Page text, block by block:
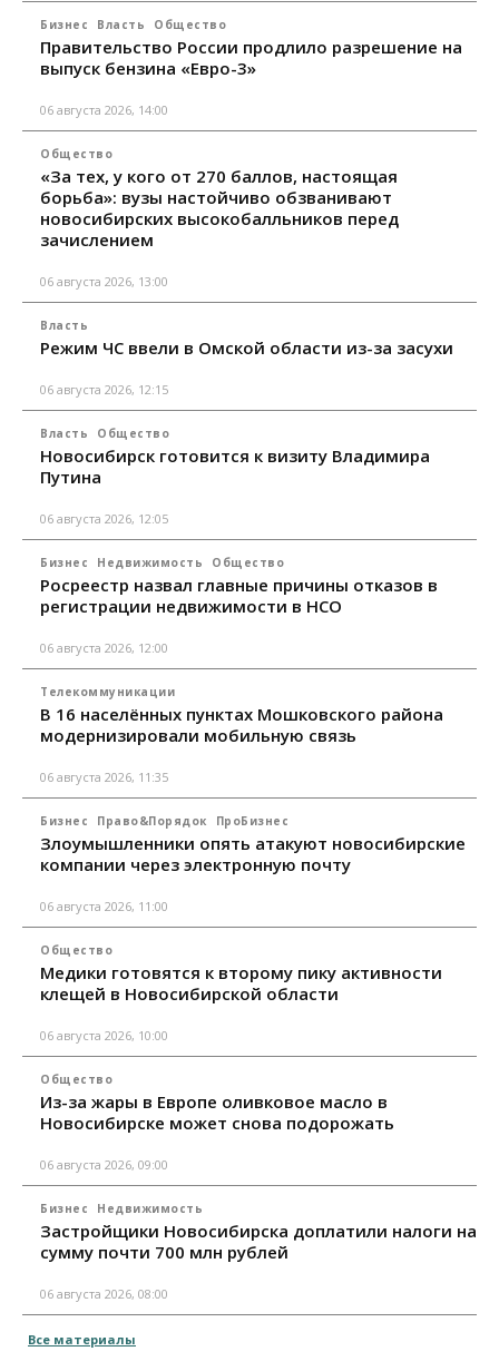
Бизнес Власть Общество
Правительство России продлило разрешение на
выпуск бензина «Евро-3»
06 августа 2026, 14:00
Общество
«За тех, у кого от 270 баллов, настоящая
борьба»: вузы настойчиво обзванивают
новосибирских высокобалльников перед
зачислением
06 августа 2026, 13:00
Власть
Режим ЧС ввели в Омской области из-за засухи
06 августа 2026, 12:15
Власть Общество
Новосибирск готовится к визиту Владимира
Путина
06 августа 2026, 12:05
Бизнес Недвижимость Общество
Росреестр назвал главные причины отказов в
регистрации недвижимости в НСО
06 августа 2026, 12:00
Телекоммуникации
В 16 населённых пунктах Мошковского района
модернизировали мобильную связь
06 августа 2026, 11:35
Бизнес Право&Порядок ПроБизнес
Злоумышленники опять атакуют новосибирские
компании через электронную почту
06 августа 2026, 11:00
Общество
Медики готовятся к второму пику активности
клещей в Новосибирской области
06 августа 2026, 10:00
Общество
Из-за жары в Европе оливковое масло в
Новосибирске может снова подорожать
06 августа 2026, 09:00
Бизнес Недвижимость
Застройщики Новосибирска доплатили налоги на
сумму почти 700 млн рублей
06 августа 2026, 08:00
Все материалы